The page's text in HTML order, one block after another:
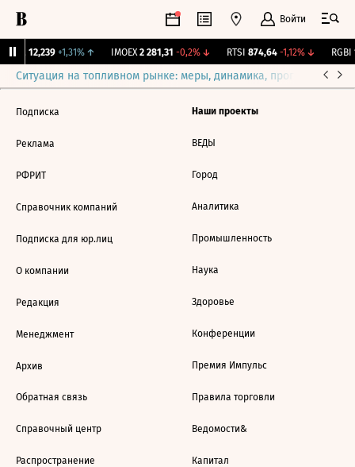
Войти
12,239 +1,31%↑ IMOEX 2 281,31 -0,2%↓ RTSI 874,64 -1,12%↓ RGBI
Ситуация на топливном рынке: меры, динамика, прогнозы
Подписка
Реклама
РФРИТ
Справочник компаний
Подписка для юр.лиц
О компании
Редакция
Менеджмент
Архив
Обратная связь
Справочный центр
Распространение
Наши проекты
ВЕДЫ
Город
Аналитика
Промышленность
Наука
Здоровье
Конференции
Премия Импульс
Правила торговли
Ведомости&
Капитал